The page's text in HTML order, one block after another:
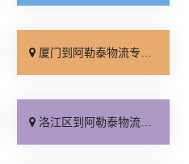
厦门到阿勒泰物流专线_送货到门「快运直达」
洛江区到阿勒泰物流专线_定点发车「实时跟踪 」